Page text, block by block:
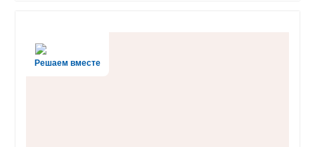
Решаем вместе